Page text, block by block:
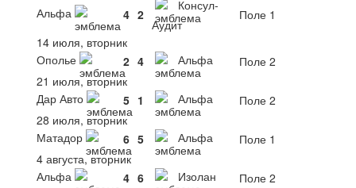
Альфа
4 2
Консул-
Аудит
Поле 1
14 июля, вторник
Ополье
2 4 Альфа
Поле 2
21 июля, вторник
Дар Авто
5 1 Альфа
Поле 2
28 июля, вторник
Матадор
6 5 Альфа
Поле 1
4 августа, вторник
Альфа
4 6 Изолан
Поле 2